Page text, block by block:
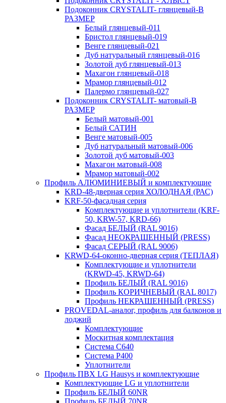
Подоконник CRYSTALIT- глянцевый-В
РАЗМЕР
Белый глянцевый-011
Бристол глянцевый-019
Венге глянцевый-021
Дуб натуральный глянцевый-016
Золотой дуб глянцевый-013
Махагон глянцевый-018
Мрамор глянцевый-012
Палермо глянцевый-027
Подоконник CRYSTALIT- матовый-В
РАЗМЕР
Белый матовый-001
Белый САТИН
Венге матовый-005
Дуб натуральный матовый-006
Золотой дуб матовый-003
Махагон матовый-008
Мрамор матовый-002
Профиль АЛЮМИНИЕВЫЙ и комплектующие
KRD-48-дверная серия ХОЛОДНАЯ (РАС)
KRF-50-фасадная серия
Комплектующие и уплотнители (KRF-
50, KRW-57, KRD-66)
Фасад БЕЛЫЙ (RAL 9016)
Фасад НЕОКРАШЕННЫЙ (PRESS)
Фасад СЕРЫЙ (RAL 9006)
KRWD-64-оконно-дверная серия (ТЕПЛАЯ)
Комплектующие и уплотнители
(KRWD-45, KRWD-64)
Профиль БЕЛЫЙ (RAL 9016)
Профиль КОРИЧНЕВЫЙ (RAL 8017)
Профиль НЕКРАШЕННЫЙ (PRESS)
PROVEDAL-аналог, профиль для балконов и
лоджий
Комплектующие
Москитная комплектация
Система C640
Система P400
Уплотнители
Профиль ПВХ LG Hausys и комплектующие
Комплектующие LG и уплотнители
Профиль БЕЛЫЙ 60NR
Профиль БЕЛЫЙ 70NR